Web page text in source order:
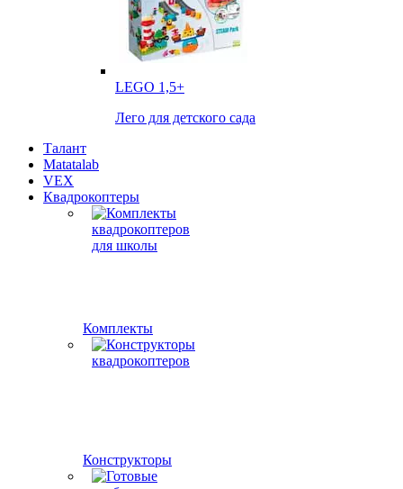
LEGO 1,5+
Лего для детского сада
Талант
Matatalab
VEX
Квадрокоптеры
Комплекты
Конструкторы